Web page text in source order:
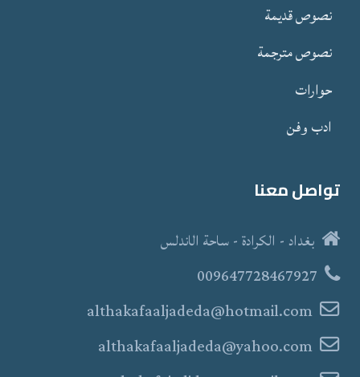
نصوص قدیمة
نصوص مترجمة
حوارات
ادب وفن
تواصل معنا
بغداد - الكرادة - ساحة الاندلس
009647728467927
althakafaaljadeda@hotmail.com
althakafaaljadeda@yahoo.com